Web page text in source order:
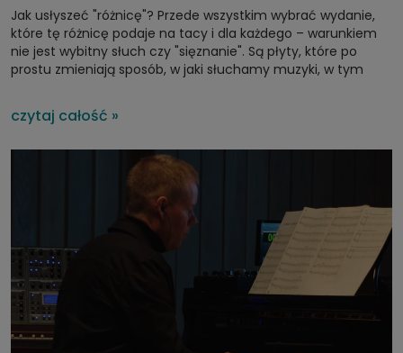
Jak usłyszeć "różnicę"? Przede wszystkim wybrać wydanie,
które tę różnicę podaje na tacy i dla każdego – warunkiem
nie jest wybitny słuch czy "sięznanie". Są płyty, które po
prostu zmieniają sposób, w jaki słuchamy muzyki, w tym
Analogue. Dlaczego cieszy się takim poważaniem wśród
kolekcjonerów, a wielu z nich stawia je wyżej niż kultowe
się, wcześniej na płycie nie było.
czytaj całość »